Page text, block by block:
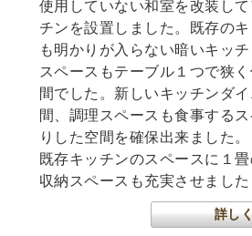
使用していない和室を改装し
チンを設置しました。既存の
も明かりが入らない暗いキッ
スペースもテーブル１つで狭
間でした。新しいキッチンダ
間、調理スペースも食事する
りした空間を確保出来ました。
既存キッチンのスペースに１
収納スペースも充実させました
詳し